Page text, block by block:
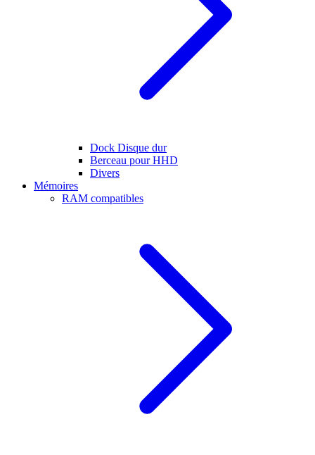
Dock Disque dur
Berceau pour HHD
Divers
Mémoires
RAM compatibles